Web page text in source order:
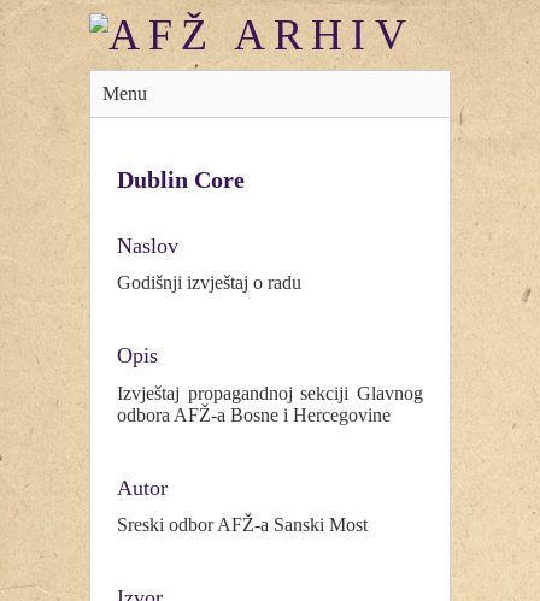
Menu
Dublin Core
Naslov
Godišnji izvještaj o radu
Opis
Izvještaj propagandnoj sekciji Glavnog
odbora AFŽ-a Bosne i Hercegovine
Autor
Sreski odbor AFŽ-a Sanski Most